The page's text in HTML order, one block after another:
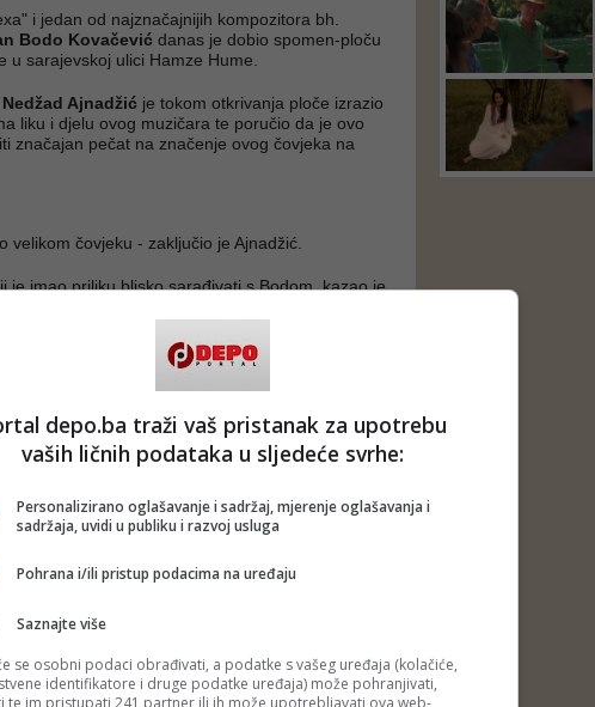
i jedan od najznačajnijih kompozitora bh.
Bodo Kovačević danas je dobio spomen-ploču
u sarajevskoj ulici Hamze Hume.
Nedžad Ajnadžić je tokom otkrivanja ploče izrazio
liku i djelu ovog muzičara te poručio da je ovo
značajan pečat na značenje ovog čovjeka na
velikom čovjeku - zaključio je Ajnadžić.
je imao priliku blisko sarađivati s Bodom, kazao je
počinju poštovati vrijednosti umjetnika koji su
ljudi, a posebno oni koji ostavljaju trag iza sebe.
Bodo Kovačević - poručio je.
postao je gitarist grupe "Indexi" 1965. godine.
grupi, potpisujući mnoge od njihovih
najslavnije muzičke teme su Plima, Negdje
Balada te Svijet u kome živim.
izvođače kao što je Josipa Lisac te je
ZOI Sarajevo '84. Dobio je Šestoaprilsku
estradnu nagradu Jugoslavije.
godine u Sarajevu.
mrežaTwitteriFacebook
depo.ba traži vaš pristanak za upotrebu
vaših ličnih podataka u sljedeće svrhe:
Personalizirano oglašavanje i sadržaj, mjerenje oglašavanja i
sadržaja, uvidi u publiku i razvoj usluga
Pohrana i/ili pristup podacima na uređaju
Saznajte više
se osobni podaci obrađivati, a podatke s vašeg uređaja (kolačiće,
identifikatore i druge podatke uređaja) može pohranjivati,
te im pristupati 241 partner ili ih može upotrebljavati ova web-